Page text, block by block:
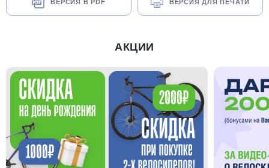
ВЕРСИЯ В PDF ВЕРСИЯ ДЛЯ ПЕЧАТИ
АКЦИИ